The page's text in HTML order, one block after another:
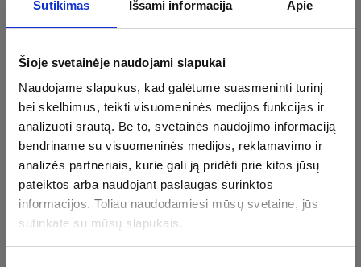
Sutikimas Išsami informacija Apie
Šioje svetainėje naudojami slapukai
Naudojame slapukus, kad galėtume suasmeninti turinį
bei skelbimus, teikti visuomeninės medijos funkcijas ir
analizuoti srautą. Be to, svetainės naudojimo informaciją
bendriname su visuomeninės medijos, reklamavimo ir
analizės partneriais, kurie gali ją pridėti prie kitos jūsų
pateiktos arba naudojant paslaugas surinktos
informacijos. Toliau naudodamiesi mūsų svetaine, jūs
sutinkate su mūsų slapukais.
kambarys
Veido neurosedatyvinis
masažas
30 min. 49.00 €
Galvos, sprando ir pečių juostos